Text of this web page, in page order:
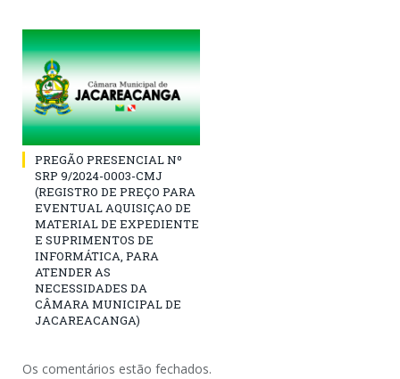
PREGÃO PRESENCIAL Nº
SRP 9/2024-0003-CMJ
(REGISTRO DE PREÇO PARA
EVENTUAL AQUISIÇAO DE
MATERIAL DE EXPEDIENTE
E SUPRIMENTOS DE
INFORMÁTICA, PARA
ATENDER AS
NECESSIDADES DA
CÂMARA MUNICIPAL DE
JACAREACANGA)
Os comentários estão fechados.